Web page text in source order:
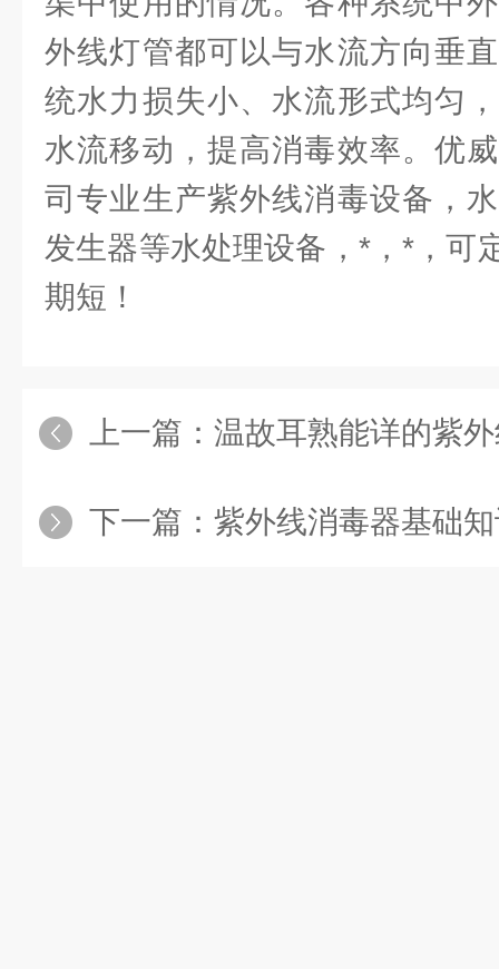
外线灯管都可以与水流方向垂
统水力损失小、水流形式均匀
水流移动，提高消毒效率。优
司专业生产紫外线消毒设备，
发生器等水处理设备，*，*，可
期短！
上一篇： 温故耳熟能详的紫
下一篇： 紫外线消毒器基础